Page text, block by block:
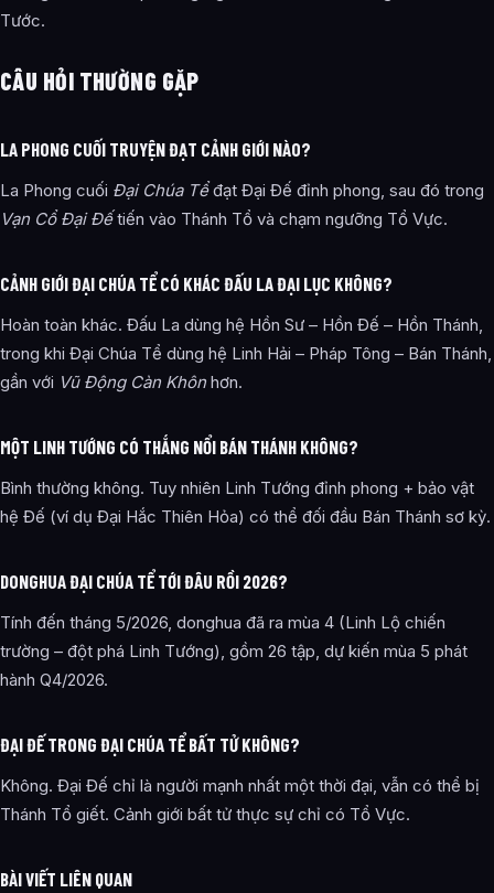
Tước.
CÂU HỎI THƯỜNG GẶP
LA PHONG CUỐI TRUYỆN ĐẠT CẢNH GIỚI NÀO?
La Phong cuối Đại Chúa Tểđạt Đại Đế đỉnh phong, sau đó trong
Vạn Cổ Đại Đếtiến vào Thánh Tổ và chạm ngưỡng Tổ Vực.
CẢNH GIỚI ĐẠI CHÚA TỂ CÓ KHÁC ĐẤU LA ĐẠI LỤC KHÔNG?
Hoàn toàn khác. Đấu La dùng hệ Hồn Sư – Hồn Đế – Hồn Thánh,
trong khi Đại Chúa Tể dùng hệ Linh Hải – Pháp Tông – Bán Thánh,
gần với Vũ Động Càn Khôn hơn.
MỘT LINH TƯỚNG CÓ THẮNG NỔI BÁN THÁNH KHÔNG?
Bình thường không. Tuy nhiên Linh Tướng đỉnh phong + bảo vật
hệ Đế (ví dụ Đại Hắc Thiên Hỏa) có thể đối đầu Bán Thánh sơ kỳ.
DONGHUA ĐẠI CHÚA TỂ TỚI ĐÂU RỒI 2026?
Tính đến tháng 5/2026, donghua đã ra mùa 4 (Linh Lộ chiến
trường – đột phá Linh Tướng), gồm 26 tập, dự kiến mùa 5 phát
hành Q4/2026.
ĐẠI ĐẾ TRONG ĐẠI CHÚA TỂ BẤT TỬ KHÔNG?
Không. Đại Đế chỉ là người mạnh nhất một thời đại, vẫn có thể bị
Thánh Tổ giết. Cảnh giới bất tử thực sự chỉ có Tổ Vực.
BÀI VIẾT LIÊN QUAN